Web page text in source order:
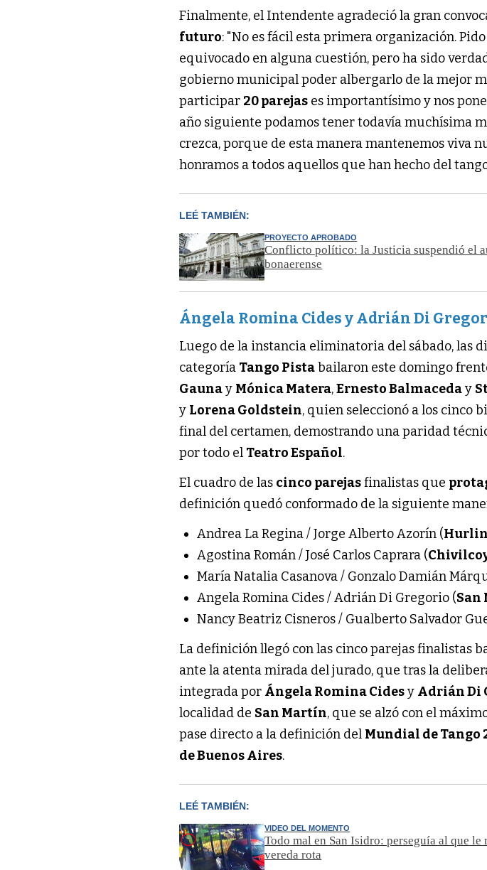
Finalmente, el Intendente agradeció la gran
futuro: "No es fácil esta primera organización.
equivocado en alguna cuestión, pero ha sido
gobierno municipal poder albergarlo de la mejor
participar 20 parejas es importantísimo y nos
año siguiente podamos tener todavía muchísima
crezca, porque de esta manera mantenemos viva
honramos a todos aquellos que han hecho del
LEÉ TAMBIÉN:
PROYECTO APROBADO
Conflicto político: la Justicia suspendió el
bonaerense
Ángela Romina Cides y Adrián Di
Luego de la instancia eliminatoria del sábado, las
categoría Tango Pistabailaron este domingo
Gaunay Mónica Matera,Ernesto Balmaceday
y Lorena Goldstein, quien seleccionó a los cinco
final del certamen, demostrando una paridad
por todo el Teatro Español.
El cuadro de las cinco parejasfinalistas que
definición quedó conformado de la siguiente
Andrea La Regina / Jorge Alberto Azorín (
Agostina Román / José Carlos Caprara (
María Natalia Casanova / Gonzalo Damián
Angela Romina Cides / Adrián Di Gregorio (San
Nancy Beatriz Cisneros / Gualberto Salvador
La definición llegó con las cinco parejas finalistas
ante la atenta mirada del jurado, que tras la
integrada por Ángela Romina Cidesy Adrián Di
localidad de San Martín, que se alzó con el
pase directo a la definición del Mundial de Tango
de Buenos Aires.
LEÉ TAMBIÉN:
VIDEO DEL MOMENTO
Todo mal en San Isidro: perseguía al que le
vereda rota